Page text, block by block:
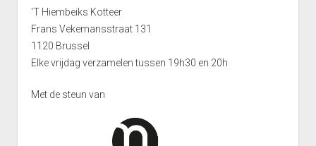
'T Hiembeiks Kotteer
Frans Vekemansstraat 131
1120 Brussel
Elke vrijdag verzamelen tussen 19h30 en 20h
Met de steun van